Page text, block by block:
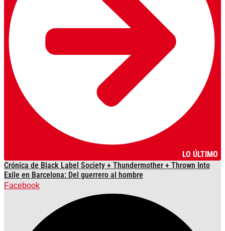
LO ÚLTIMO
Crónica de Black Label Society + Thundermother + Thrown Into
Exile en Barcelona: Del guerrero al hombre
Facebook